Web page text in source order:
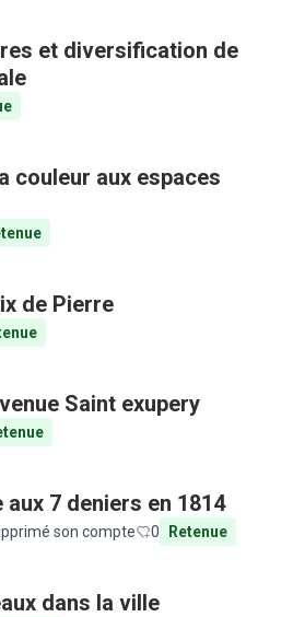
et diversification de
couleur aux espaces
de Pierre
Saint exupery
7 deniers en 1814
son compte 0 Retenue
dans la ville